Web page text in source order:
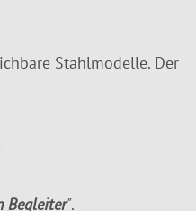
Stahlmodelle. Der
Begleiter".